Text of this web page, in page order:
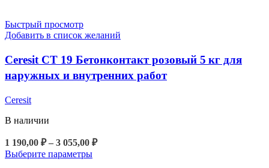
Быстрый просмотр
Добавить в список желаний
Ceresit CT 19 Бетонконтакт розовый 5 кг для
наружных и внутренних работ
Ceresit
В наличии
1 190,00 ₽ – 3 055,00 ₽Диапазон
Выберите параметрыЭтот